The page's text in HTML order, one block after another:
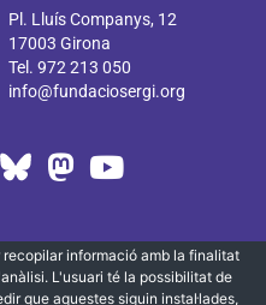
Pl. Lluís Companys, 12
17003 Girona
Tel. 972 213 050
info@fundaciosergi.org
informació amb la finalitat
L'usuari té la possibilitat de
que aquestes siguin instal·lades,